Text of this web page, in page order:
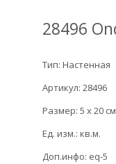
28496
Тип: Настенная
Артикул: 28496
Размер: 5 x 20 см
Ед. изм.: кв.м.
Доп.инфо: eq-5